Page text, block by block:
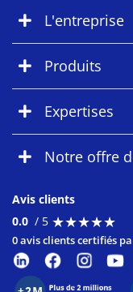
L'entreprise
Produits
Expertises
Notre offre
Avis clients
0.0 / 5 ★★★★★
★★★★★
0 avis clients certifiés